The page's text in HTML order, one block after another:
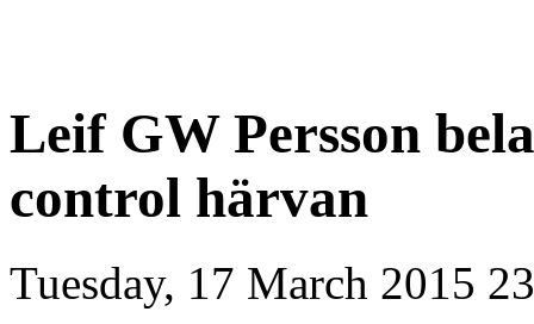
Leif GW Persson
control härvan
Tuesday, 17 March 2015